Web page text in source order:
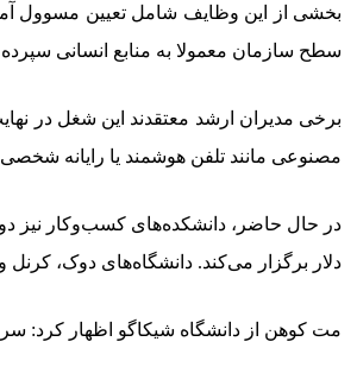
بخشی از این وظایف شامل تعیین مسوول
سطح سازمان معمولا به منابع انسانی
مصنوعی مانند تلفن هوشمند یا رایانه
دلار برگزار می‌کند. دانشگاه‌های دوک،
مت کوهن از دانشگاه شیکاگو اظهار کرد: